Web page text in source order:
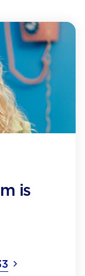
is